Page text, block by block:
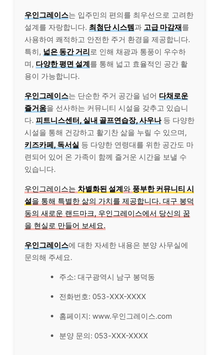
우인그레이스는 입주민의 편의를 최우선으로 고려한
설계를 자랑합니다. 최첨단 시스템과 고급 마감재를
사용하여 쾌적하고 안전한 주거 환경을 제공합니다.
특히, 넓은 동간 거리로 인해 채광과 통풍이 우수하
며, 다양한 평면 설계를 통해 넓고 효율적인 공간 활
용이 가능합니다.
우인그레이스는 단순한 주거 공간을 넘어 다채로운
즐거움을 선사하는 커뮤니티 시설을 갖추고 있습니
다. 피트니스센터, 실내 골프연습장, 사우나등 다양한
시설을 통해 건강하고 활기찬 삶을 누릴 수 있으며,
키즈카페, 독서실 등 다양한 연령대를 위한 공간도 마
련되어 있어 온 가족이 함께 즐거운 시간을 보낼 수
있습니다.
우인그레이스는 차별화된 설계와 풍부한 커뮤니티 시
설을 통해 특별한 삶의 가치를 제공합니다. 대구 봉덕
동의 새로운 랜드마크, 우인그레이스에서 당신의 꿈
을 현실로 만들어 보세요.
우인그레이스에 대한 자세한 내용은 분양 사무실에
문의해 주세요.
주소: 대구광역시 남구 봉덕동
전화번호: 053-XXX-XXXX
홈페이지: www.우인그레이스.com
분양 문의: 053-XXX-XXXX